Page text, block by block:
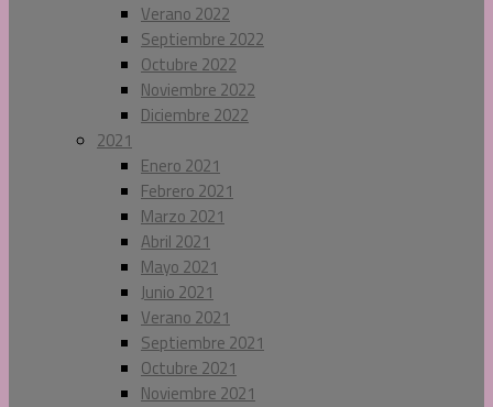
Verano 2022
Septiembre 2022
Octubre 2022
Noviembre 2022
Diciembre 2022
2021
Enero 2021
Febrero 2021
Marzo 2021
Abril 2021
Mayo 2021
Junio 2021
Verano 2021
Septiembre 2021
Octubre 2021
Noviembre 2021